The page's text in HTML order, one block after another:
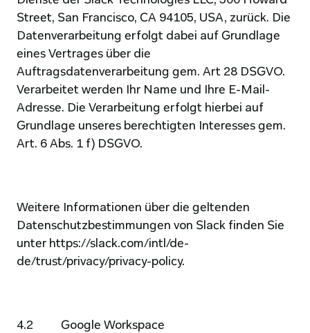
Street, San Francisco, CA 94105, USA, zurück. Die
Datenverarbeitung erfolgt dabei auf Grundlage
eines Vertrages über die
Auftragsdatenverarbeitung gem. Art 28 DSGVO.
Verarbeitet werden Ihr Name und Ihre E-Mail-
Adresse. Die Verarbeitung erfolgt hierbei auf
Grundlage unseres berechtigten Interesses gem.
Art. 6 Abs. 1 f) DSGVO.
Weitere Informationen über die geltenden
Datenschutzbestimmungen von Slack finden Sie
unter https://slack.com/intl/de-
de/trust/privacy/privacy-policy.
4.2          Google Workspace